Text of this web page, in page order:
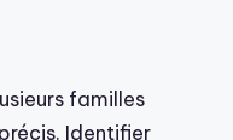
familles
Identifier